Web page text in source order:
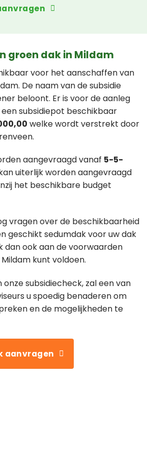
groen dak in Mildam
voor het aanschaffen van
De naam van de subsidie
beloont. Er is voor de aanleg
subsidiepot beschikbaar
welke wordt verstrekt door
aangevraagd vanaf 5-5-
uiterlijk worden aangevraagd
het beschikbare budget
vragen over de beschikbaarheid
geschikt sedumdak voor uw dak
dan ook aan de voorwaarden
kunt voldoen.
onze subsidiecheck, zal een van
u spoedig benaderen om
en de mogelijkheden te
aanvragen